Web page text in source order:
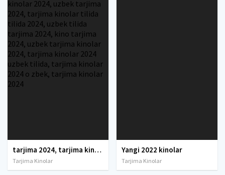
tarjima 2024, tarjima kinolar 2024, uzbek tarjima 2024, tarjima kinolar tilida tilida 2024, uzbek tilida tarjima 2024, kino tarjima 2024, uzbek tarjima kinolar 2024, tarjima kinolar 2024 uzbek tilida, tarjima kinolar 2024 o zbek, tarjima kinolar 2024
Tarjima Kinolar
Yangi 2022 kinolar
Tarjima Kinolar